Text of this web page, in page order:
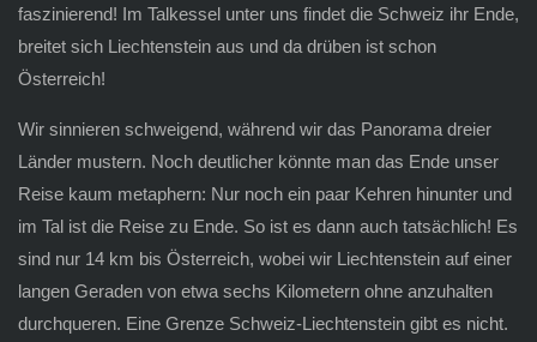
faszinierend! Im Talkessel unter uns findet die Schweiz ihr Ende,
breitet sich Liechtenstein aus und da drüben ist schon
Österreich!
Wir sinnieren schweigend, während wir das Panorama dreier
Länder mustern. Noch deutlicher könnte man das Ende unser
Reise kaum metaphern: Nur noch ein paar Kehren hinunter und
im Tal ist die Reise zu Ende. So ist es dann auch tatsächlich! Es
sind nur 14 km bis Österreich, wobei wir Liechtenstein auf einer
langen Geraden von etwa sechs Kilometern ohne anzuhalten
durchqueren. Eine Grenze Schweiz-Liechtenstein gibt es nicht.